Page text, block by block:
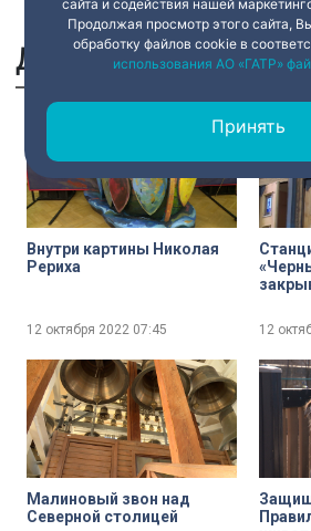
Другие сюжеты
Внутри картины Николая
Рериха
12 октября 2022 07:45 12
Малиновый звон над
Северной столицей
сайта и содействия нашей
Продолжая просмотр этого сайта,
обработку файлов cookie в
использования АО «ГАТР»
Принять